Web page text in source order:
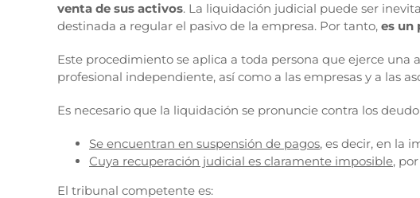
venta de sus activos. La liquidación judicial puede ser
destinada a regular el pasivo de la empresa. Por tanto, es un
Este procedimiento se aplica a toda persona que ejerce
profesional independiente, así como a las empresas y a las
Es necesario que la liquidación se pronuncie contra los
Se encuentran en suspensión de pagos, es decir, en la
Cuya recuperación judicial es claramente imposible,
El tribunal competente es: